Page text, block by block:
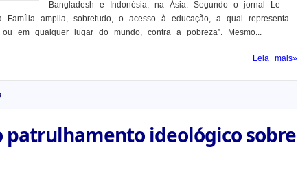
Bangladesh e Indonésia, na Ásia. Segundo o jornal Le
Família amplia, sobretudo, o acesso à educação, a qual representa
em qualquer lugar do mundo, contra a pobreza”. Mesmo...
Leia mais»
patrulhamento ideológico sobre